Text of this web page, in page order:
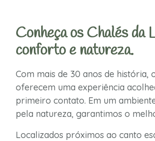
Conheça os Chalés da
conforto e natureza.
Com mais de 30 anos de história,
oferecem uma experiência
primeiro contato. Em um
pela natureza, garantimos o
Localizados próximos ao canto